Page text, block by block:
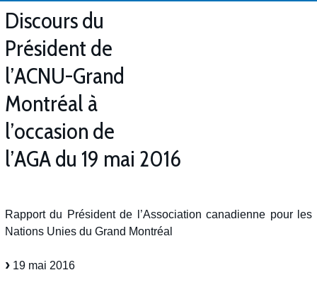
Discours du
Président de
l’ACNU-Grand
Montréal à
l’occasion de
l’AGA du 19 mai 2016
Rapport du Président de l’Association canadienne pour les
Nations Unies du Grand Montréal
19 mai 2016